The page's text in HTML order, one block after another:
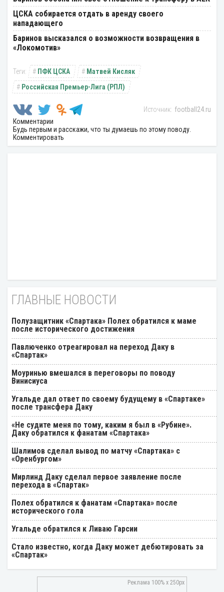
ЦСКА собирается отдать в аренду своего
нападающего
Баринов высказался о возможности возвращения в
«Локомотив»
ПФК ЦСКА
Матвей Кисляк
Российская Премьер-Лига (РПЛ)
football24.ru
Комментарии
Будь первым и расскажи, что ты думаешь по этому поводу.
Комментировать
ГЛАВНЫЕ НОВОСТИ
Полузащитник «Спартака» Полех обратился к маме
после исторического достижения
Павлюченко отреагировал на переход Даку в
«Спартак»
Моуринью вмешался в переговоры по поводу
Винисиуса
Угальде дал ответ по своему будущему в «Спартаке»
после трансфера Даку
«Не судите меня по тому, каким я был в «Рубине».
Даку обратился к фанатам «Спартака»
Шалимов сделал вывод по матчу «Спартака» с
«Оренбургом»
Мирлинд Даку сделал первое заявление после
перехода в «Спартак»
Полех обратился к фанатам «Спартака» после
исторического гола
Угальде обратился к Ливаю Гарсии
Стало известно, когда Даку может дебютировать за
«Спартак»